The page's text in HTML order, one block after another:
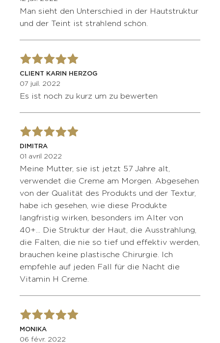
Man sieht den Unterschied in der Hautstruktur
und der Teint ist strahlend schön.
CLIENT KARIN HERZOG
07 juil. 2022
Es ist noch zu kurz um zu bewerten
DIMITRA
01 avril 2022
Meine Mutter, sie ist jetzt 57 Jahre alt,
verwendet die Creme am Morgen. Abgesehen
von der Qualität des Produkts und der Textur,
habe ich gesehen, wie diese Produkte
langfristig wirken, besonders im Alter von
40+... Die Struktur der Haut, die Ausstrahlung,
die Falten, die nie so tief und effektiv werden,
brauchen keine plastische Chirurgie. Ich
empfehle auf jeden Fall für die Nacht die
Vitamin H Creme.
MONIKA
06 févr. 2022